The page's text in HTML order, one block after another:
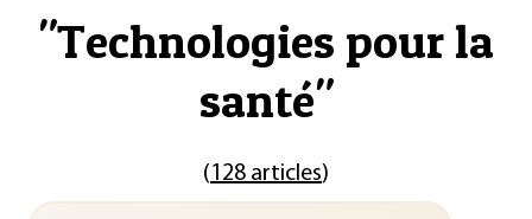
"Technologies pour la
santé"
(128 articles)